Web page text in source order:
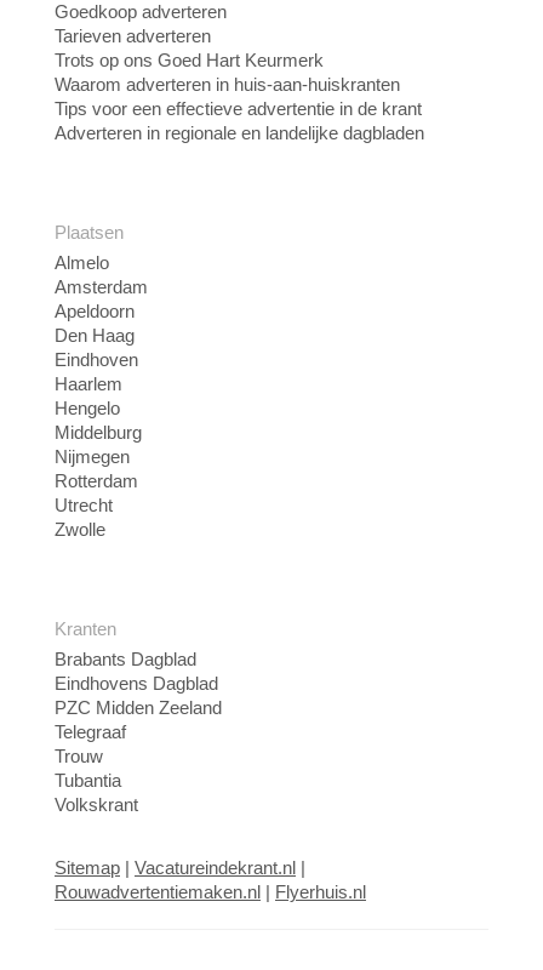
Goedkoop adverteren
Tarieven adverteren
Trots op ons Goed Hart Keurmerk
Waarom adverteren in huis-aan-huiskranten
Tips voor een effectieve advertentie in de krant
Adverteren in regionale en landelijke dagbladen
Plaatsen
Almelo
Amsterdam
Apeldoorn
Den Haag
Eindhoven
Haarlem
Hengelo
Middelburg
Nijmegen
Rotterdam
Utrecht
Zwolle
Kranten
Brabants Dagblad
Eindhovens Dagblad
PZC Midden Zeeland
Telegraaf
Trouw
Tubantia
Volkskrant
Sitemap | Vacatureindekrant.nl |
Rouwadvertentiemaken.nl | Flyerhuis.nl